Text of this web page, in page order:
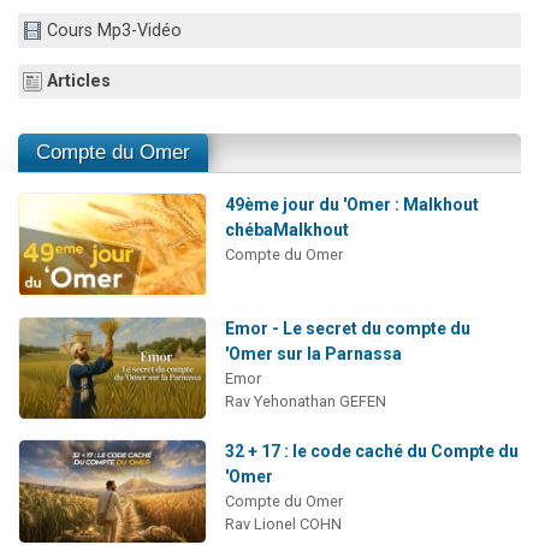
Cours Mp3-Vidéo
Articles
Compte du Omer
49ème jour du 'Omer : Malkhout
chébaMalkhout
Compte du Omer
Emor - Le secret du compte du
'Omer sur la Parnassa
Emor
Rav Yehonathan GEFEN
32 + 17 : le code caché du Compte du
'Omer
Compte du Omer
Rav Lionel COHN